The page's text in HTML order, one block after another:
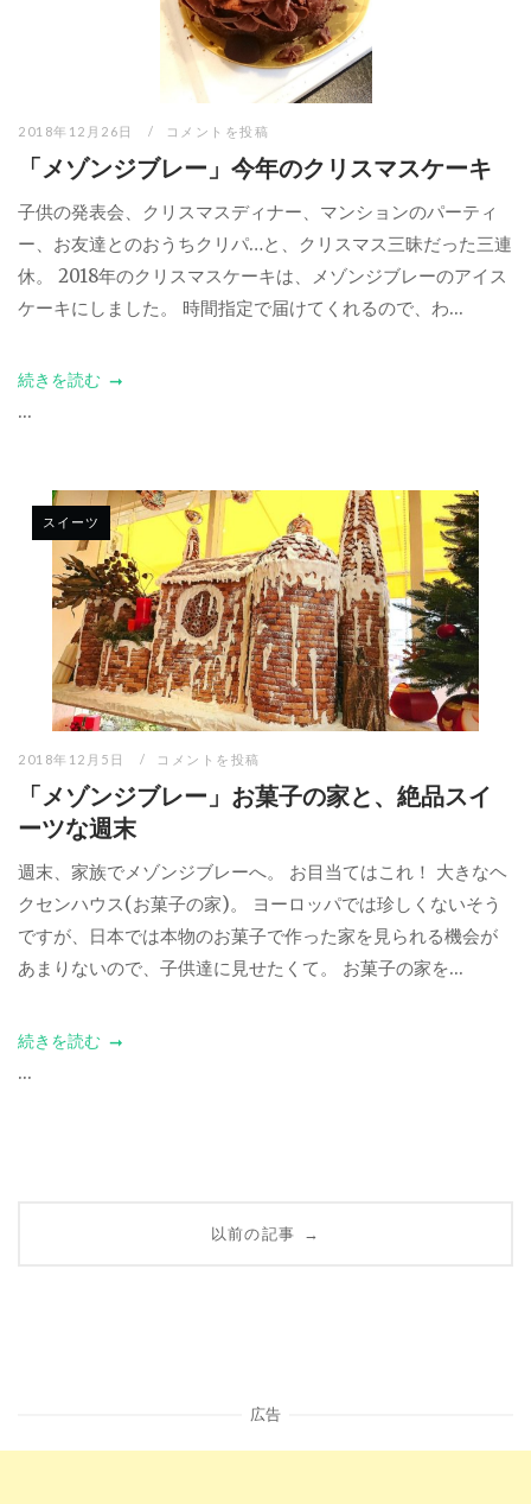
2018年12月26日 コメントを投稿
「メゾンジブレー」今年のクリスマスケーキ
子供の発表会、クリスマスディナー、マンションのパーティ
ー、お友達とのおうちクリパ…と、クリスマス三昧だった三連
休。 2018年のクリスマスケーキは、メゾンジブレーのアイス
ケーキにしました。 時間指定で届けてくれるので、わ...
続きを読む
...
スイーツ
2018年12月5日 コメントを投稿
「メゾンジブレー」お菓子の家と、絶品スイ
ーツな週末
週末、家族でメゾンジブレーへ。 お目当てはこれ！ 大きなヘ
クセンハウス(お菓子の家)。 ヨーロッパでは珍しくないそう
ですが、日本では本物のお菓子で作った家を見られる機会が
あまりないので、子供達に見せたくて。 お菓子の家を...
続きを読む
...
以前の記事 →
広告